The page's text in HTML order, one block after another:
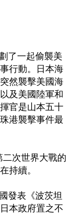
了一起偷襲美
行動。日本海
然襲擊美國海
及美國陸軍和
官是山本五十
港襲擊事件最
次世界大戰的
持續。
發表《波茨坦
本政府置之不